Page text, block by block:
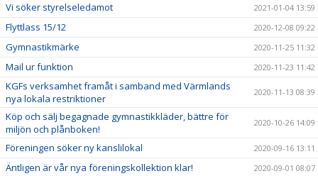
Vi söker styrelseledamot 2021-01-04 13:59
Flyttlass 15/12 2020-12-08 09:22
Gymnastikmärke 2020-11-25 11:32
Mail ur funktion 2020-11-23 11:42
KGFs verksamhet framåt i samband med Värmlands
nya lokala restriktioner
2020-11-13 08:39
Köp och sälj begagnade gymnastikkläder, bättre för
miljön och plånboken!
2020-10-26 14:09
Föreningen söker ny kanslilokal 2020-09-16 13:11
Äntligen är vår nya föreningskollektion klar! 2020-09-01 08:07